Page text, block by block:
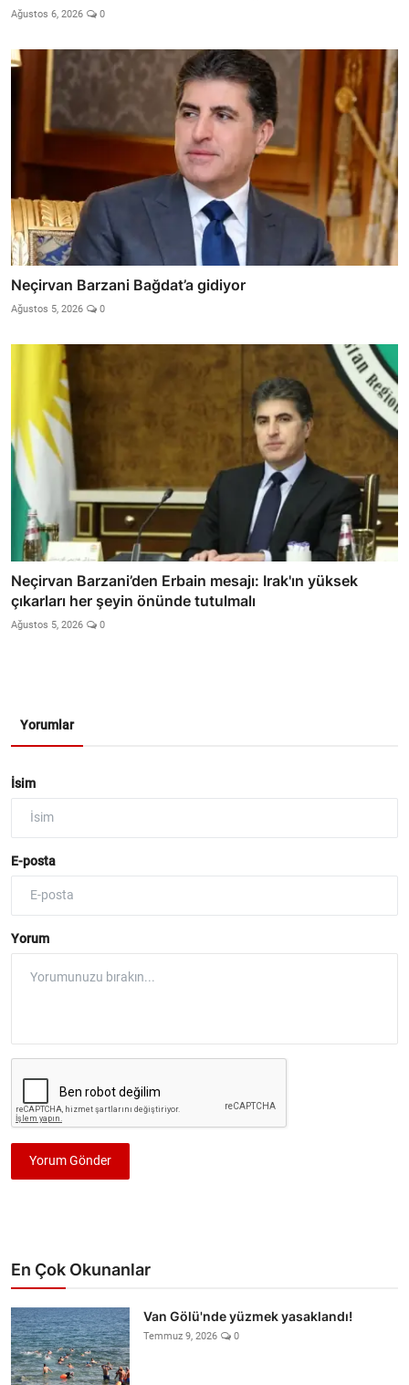
Ağustos 6, 2026 0
Neçirvan Barzani Bağdat’a gidiyor
Ağustos 5, 2026 0
Neçirvan Barzani’den Erbain mesajı: Irak'ın yüksek
çıkarları her şeyin önünde tutulmalı
Ağustos 5, 2026 0
Yorumlar
İsim
E-posta
Yorum
Yorum Gönder
En Çok Okunanlar
Van Gölü'nde yüzmek yasaklandı!
Temmuz 9, 2026 0